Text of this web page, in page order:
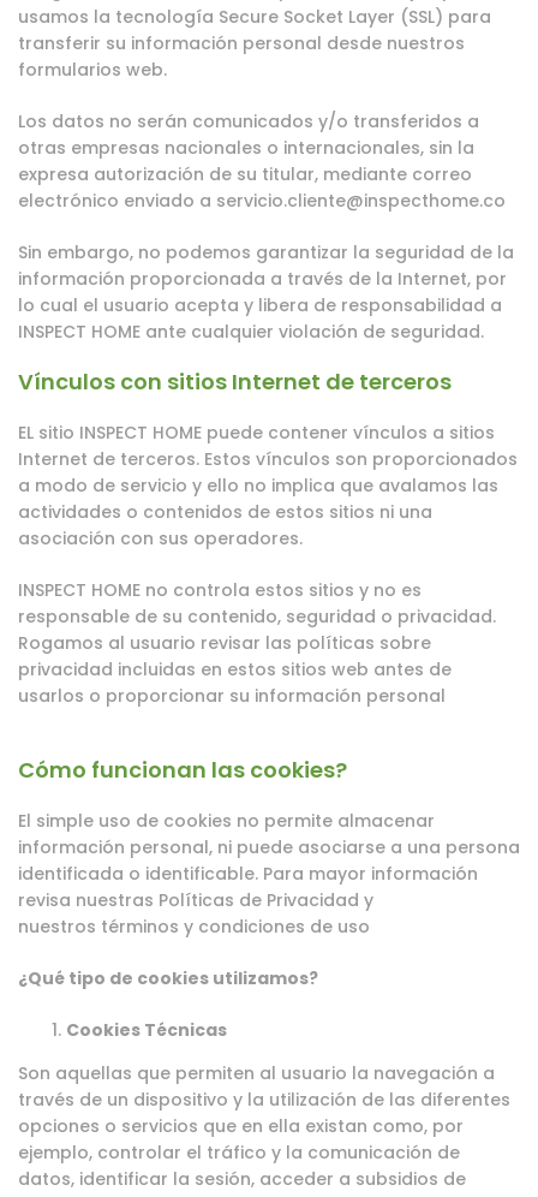
usamos la tecnología Secure Socket Layer (SSL) para
transferir su información personal desde nuestros
formularios web.
Los datos no serán comunicados y/o transferidos a
otras empresas nacionales o internacionales, sin la
expresa autorización de su titular, mediante correo
electrónico enviado a servicio.cliente@inspecthome.co
Sin embargo, no podemos garantizar la seguridad de la
información proporcionada a través de la Internet, por
lo cual el usuario acepta y libera de responsabilidad a
INSPECT HOME ante cualquier violación de seguridad.
Vínculos con sitios Internet de terceros
EL sitio INSPECT HOME puede contener vínculos a sitios
Internet de terceros. Estos vínculos son proporcionados
a modo de servicio y ello no implica que avalamos las
actividades o contenidos de estos sitios ni una
asociación con sus operadores.
INSPECT HOME no controla estos sitios y no es
responsable de su contenido, seguridad o privacidad.
Rogamos al usuario revisar las políticas sobre
privacidad incluidas en estos sitios web antes de
usarlos o proporcionar su información personal
Cómo funcionan las cookies?
El simple uso de cookies no permite almacenar
información personal, ni puede asociarse a una persona
identificada o identificable. Para mayor información
revisa nuestras Políticas de Privacidad y
nuestros términos y condiciones de uso
¿Qué tipo de cookies utilizamos?
Cookies Técnicas
Son aquellas que permiten al usuario la navegación a
través de un dispositivo y la utilización de las diferentes
opciones o servicios que en ella existan como, por
ejemplo, controlar el tráfico y la comunicación de
datos, identificar la sesión, acceder a subsidios de